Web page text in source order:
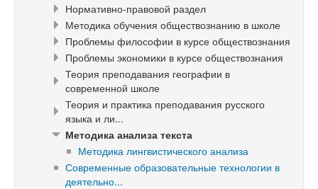
Нормативно-правовой раздел
Методика обучения обществознанию в школе
Проблемы философии в курсе обществознания
Проблемы экономики в курсе обществознания
Теория преподавания географии в
современной школе
Теория и практика преподавания русского
языка и ли...
Методика анализа текста
Методика лингвистического анализа
Современные образовательные технологии в
деятельно...